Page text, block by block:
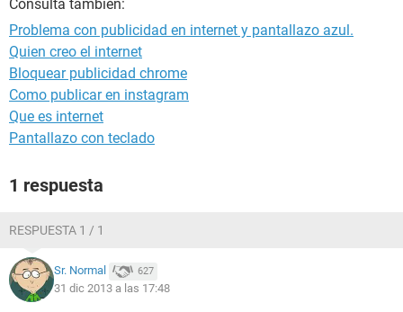
Firma con problemas:
Nombre del evento de problema: BlueScreen
Versión del sistema operativo: 6.1.7601.2.1.0.768.3
Id. de configuración regional: 3082
Información adicional del problema:
BCCode: 116
BCP1: FFFFFA8004A49010
BCP3: 0000000000000000
Service Pack: 1_0
Product: 768_1
Archivos que ayudan a describir el problema:
Consulta también:
Problema con publicidad en internet y pantallazo azul.
Quien creo el internet
Bloquear publicidad chrome
Como publicar en instagram
Que es internet
Pantallazo con teclado
1 respuesta
RESPUESTA 1 / 1
Sr. Normal 627
31 dic 2013 a las 17:48